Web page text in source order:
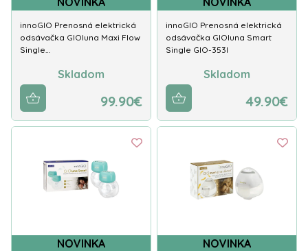
innoGIO Prenosná elektrická
odsávačka GIOluna Maxi Flow
Single…
Skladom
99.90€
innoGIO Prenosná elektrická
odsávačka GIOluna Smart
Single GIO-353I
Skladom
49.90€
NOVINKA NOVINKA